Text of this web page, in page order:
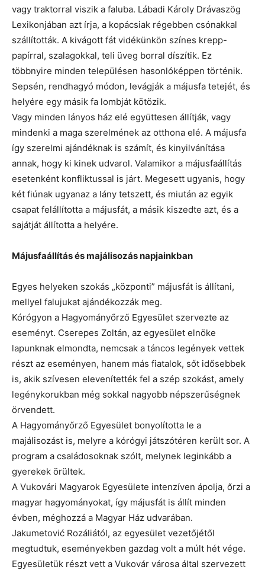
vagy traktorral viszik a faluba. Lábadi Károly Drávaszög
Lexikonjában azt írja, a kopácsiak régebben csónakkal
szállították. A kivágott fát vidékünkön színes krepp-
papírral, szalagokkal, teli üveg borral díszítik. Ez
többnyire minden településen hasonlóképpen történik.
Sepsén, rendhagyó módon, levágják a májusfa tetejét, és
helyére egy másik fa lombját kötözik.
Vagy minden lányos ház elé együttesen állítják, vagy
mindenki a maga szerelmének az otthona elé. A májusfa
így szerelmi ajándéknak is számít, és kinyilvánítása
annak, hogy ki kinek udvarol. Valamikor a májusfaállítás
esetenként konfliktussal is járt. Megesett ugyanis, hogy
két fiúnak ugyanaz a lány tetszett, és miután az egyik
csapat felállította a májusfát, a másik kiszedte azt, és a
sajátját állította a helyére.
Májusfaállítás és majálisozás napjainkban
Egyes helyeken szokás „központi” májusfát is állítani,
mellyel falujukat ajándékozzák meg.
Kórógyon a Hagyományőrző Egyesület szervezte az
eseményt. Cserepes Zoltán, az egyesület elnöke
lapunknak elmondta, nemcsak a táncos legények vettek
részt az eseményen, hanem más fiatalok, sőt idősebbek
is, akik szívesen elevenítették fel a szép szokást, amely
legénykorukban még sokkal nagyobb népszerűségnek
örvendett.
A Hagyományőrző Egyesület bonyolította le a
majálisozást is, melyre a kórógyi játszótéren került sor. A
program a családosoknak szólt, melynek leginkább a
gyerekek örültek.
A Vukovári Magyarok Egyesülete intenzíven ápolja, őrzi a
magyar hagyományokat, így májusfát is állít minden
évben, méghozzá a Magyar Ház udvarában.
Jakumetović Rozáliától, az egyesület vezetőjétől
megtudtuk, eseményekben gazdag volt a múlt hét vége.
Egyesületük részt vett a Vukovár városa által szervezett